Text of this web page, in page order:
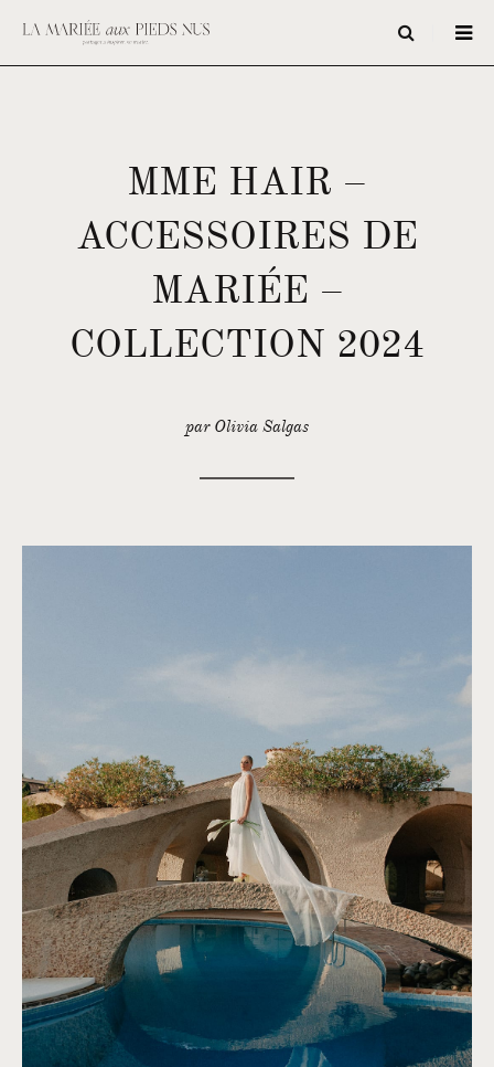
MME HAIR –
ACCESSOIRES DE
MARIÉE –
COLLECTION 2024
par Olivia Salgas